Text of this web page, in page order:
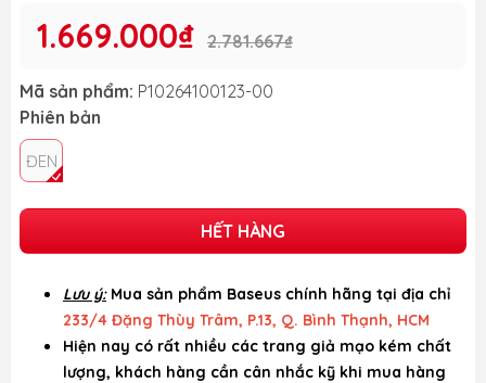
1.669.000₫ 2.781.667₫
Mã sản phẩm: P10264100123-00
Phiên bản
ĐEN
HẾT HÀNG
Lưu ý: Mua sản phẩm Baseus chính hãng tại địa chỉ
233/4 Đặng Thùy Trâm, P.13, Q. Bình Thạnh, HCM
Hiện nay có rất nhiều các trang giả mạo kém chất
lượng, khách hàng cần cân nhắc kỹ khi mua hàng